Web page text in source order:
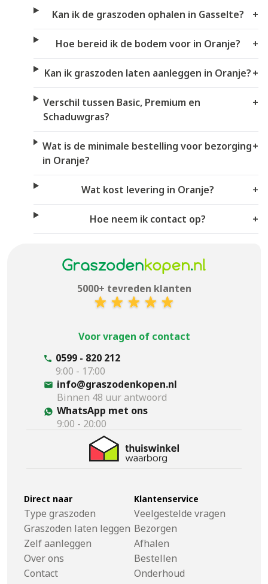
Kan ik de graszoden ophalen in Gasselte? +
Hoe bereid ik de bodem voor in Oranje? +
Kan ik graszoden laten aanleggen in Oranje?+
Verschil tussen Basic, Premium en
Schaduwgras?
+
Wat is de minimale bestelling voor bezorging
in Oranje?
+
Wat kost levering in Oranje? +
Hoe neem ik contact op? +
5000+ tevreden klanten
Voor vragen of contact
0599 - 820 212
9:00 - 17:00
info@graszodenkopen.nl
Binnen 48 uur antwoord
WhatsApp met ons
9:00 - 20:00
Direct naar
Type graszoden
Graszoden laten leggen
Zelf aanleggen
Over ons
Contact
Klantenservice
Veelgestelde vragen
Bezorgen
Afhalen
Bestellen
Onderhoud